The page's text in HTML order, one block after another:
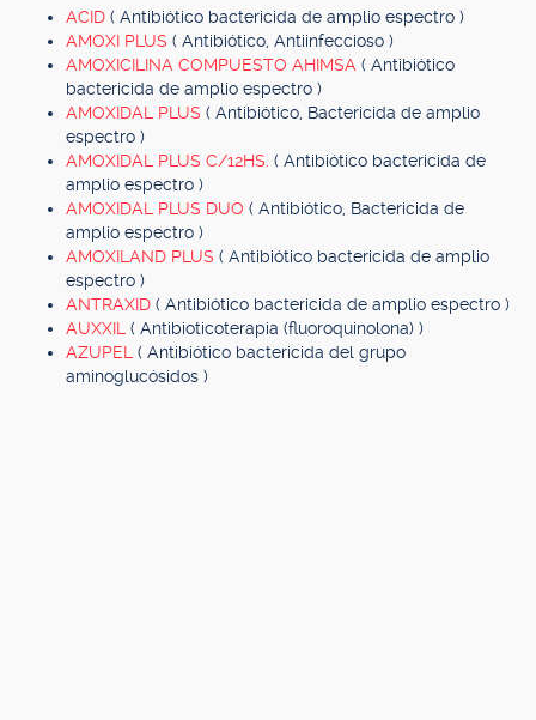
ACID ( Antibiótico bactericida de amplio espectro )
AMOXI PLUS ( Antibiótico, Antiinfeccioso )
AMOXICILINA COMPUESTO AHIMSA ( Antibiótico
bactericida de amplio espectro )
AMOXIDAL PLUS ( Antibiótico, Bactericida de amplio
espectro )
AMOXIDAL PLUS C/12HS. ( Antibiótico bactericida de
amplio espectro )
AMOXIDAL PLUS DUO ( Antibiótico, Bactericida de
amplio espectro )
AMOXILAND PLUS ( Antibiótico bactericida de amplio
espectro )
ANTRAXID ( Antibiótico bactericida de amplio espectro )
AUXXIL ( Antibioticoterapia (fluoroquinolona) )
AZUPEL ( Antibiótico bactericida del grupo
aminoglucósidos )